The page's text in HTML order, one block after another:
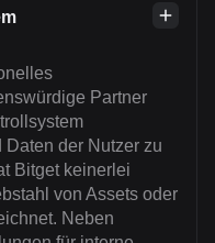
Partner
der Nutzer zu
Bitget keinerlei
von Assets oder
Neben